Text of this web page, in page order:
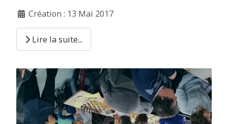
Création : 13 Mai 2017
Lire la suite...